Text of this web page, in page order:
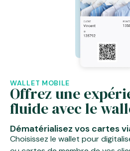
WALLET MOBILE
Offrez une
fluide avec le
Dématérialisez vos cartes
Choisissez le wallet pour